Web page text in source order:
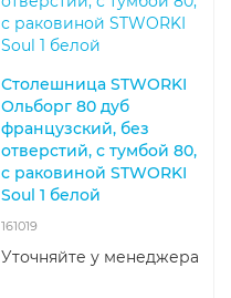
Столешница STWORKI
Ольборг 80 дуб
французский, без
отверстий, с тумбой 80,
с раковиной STWORKI
Soul 1 белой
161019
Уточняйте у менеджера